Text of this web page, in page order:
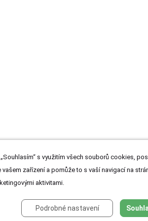
s využitím všech souborů cookies,
vašem zařízení a pomůže to s vaší navigací na
aktivitami.
Podrobné nastavení